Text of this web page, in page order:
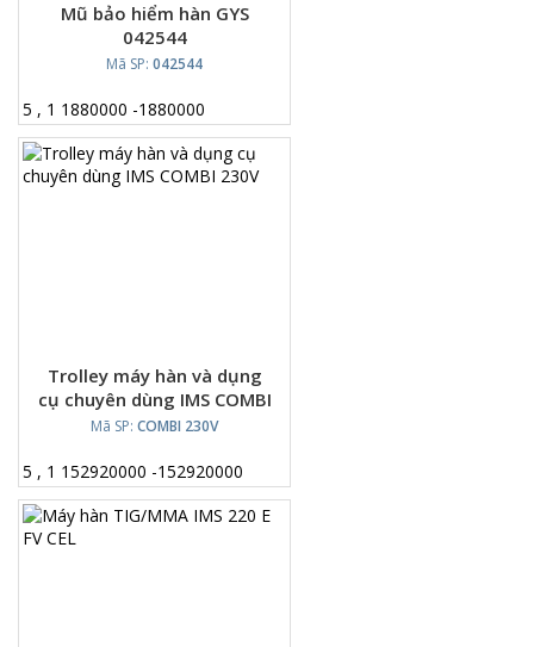
Mũ bảo hiểm hàn GYS
042544
Mã SP: 042544
5 , 1 1880000 -1880000
Trolley máy hàn và dụng
cụ chuyên dùng IMS COMBI
230V
Mã SP: COMBI 230V
5 , 1 152920000 -152920000